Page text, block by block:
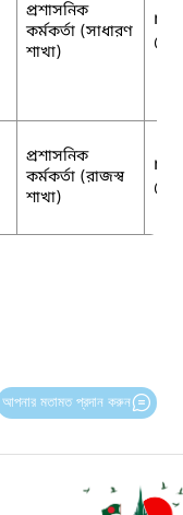
প্রশাসনিক
কর্মকর্তা (সাধারণ
শাখা)
প্রশাসনিক
কর্মকর্তা (রাজস্ব
শাখা)
আপনার মতামত প্রদান করুন